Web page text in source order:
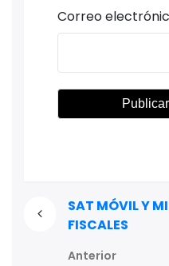
Correo
SAT MÓVIL Y
FISCALES
Anterior